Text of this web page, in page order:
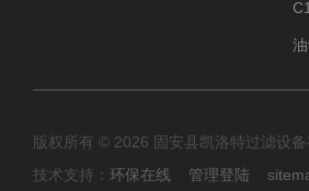
版权所有 © 2026 固安县凯洛特过滤设
技术支持： 环保在线 管理登陆